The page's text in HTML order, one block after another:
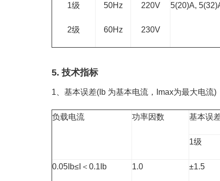
1级
2级
50Hz
60Hz
220V
230V
5(20)A,
5. 技术指标
1、基本误差(Ib 为基本电流，Imax为最大电流)
负载电流 功率因数 基本误
1级
0.05Ib≤I＜0.1Ib 1.0 ±1.5